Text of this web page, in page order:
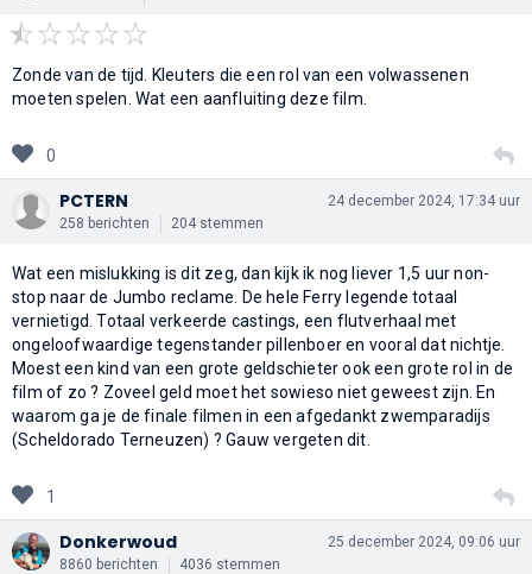
Zonde van de tijd. Kleuters die een rol van een volwassenen
moeten spelen. Wat een aanfluiting deze film.
0
PCTERN
258 berichten 204 stemmen
24 december 2024, 17:34 uur
Wat een mislukking is dit zeg, dan kijk ik nog liever 1,5 uur non-
stop naar de Jumbo reclame. De hele Ferry legende totaal
vernietigd. Totaal verkeerde castings, een flutverhaal met
ongeloofwaardige tegenstander pillenboer en vooral dat nichtje.
Moest een kind van een grote geldschieter ook een grote rol in de
film of zo ? Zoveel geld moet het sowieso niet geweest zijn. En
waarom ga je de finale filmen in een afgedankt zwemparadijs
(Scheldorado Terneuzen) ? Gauw vergeten dit.
1
Donkerwoud
8860 berichten 4036 stemmen
25 december 2024, 09:06 uur